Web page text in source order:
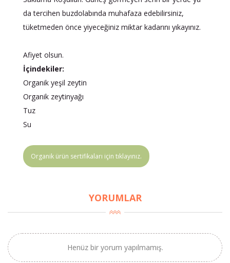
da tercihen buzdolabında muhafaza edebilirsiniz,
tüketmeden önce yiyeceğiniz miktar kadarını yıkayınız.
Afiyet olsun.
İçindekiler:
Organik yeşil zeytin
Organik zeytinyağı
Tuz
Su
Organik ürün sertifikaları için tıklayınız.
YORUMLAR
Henüz bir yorum yapılmamış.
2690,00 TL
2071,30 TL
Kaan Olgun Hasat
Naturel Sızma
SEPETE EKLE